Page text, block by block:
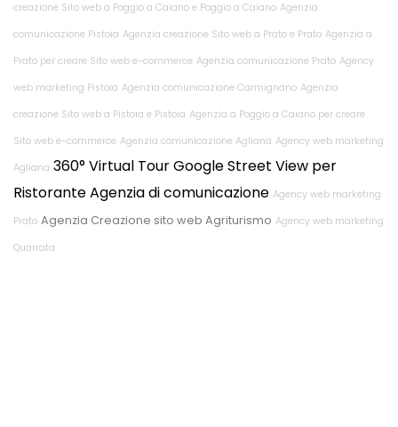
creazione Sito web a Poggio a Caiano e Poggio a Caiano Agenzia
comunicazione Pistoia Agenzia creazione Sito web a Prato e Prato Agenzia a
Prato per creare Sito web e-commerce Agenzia comunicazione Prato Agency
web marketing Pistoia Agenzia comunicazione Carmignano Agenzia
creazione Sito web a Pistoia e Pistoia Agenzia a Poggio a Caiano per creare
Sito web e-commerce Agenzia comunicazione Agliana Agency web marketing
Agliana 360° Virtual Tour Google Street View per
RistoranteAgenzia di comunicazione Agency web marketing
Prato Agenzia Creazione sito web Agriturismo Agency web marketing
Quarrata